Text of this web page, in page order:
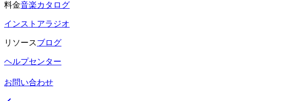
料金音楽カタログ
インストアラジオ
リソースブログ
ヘルプセンター
お問い合わせ